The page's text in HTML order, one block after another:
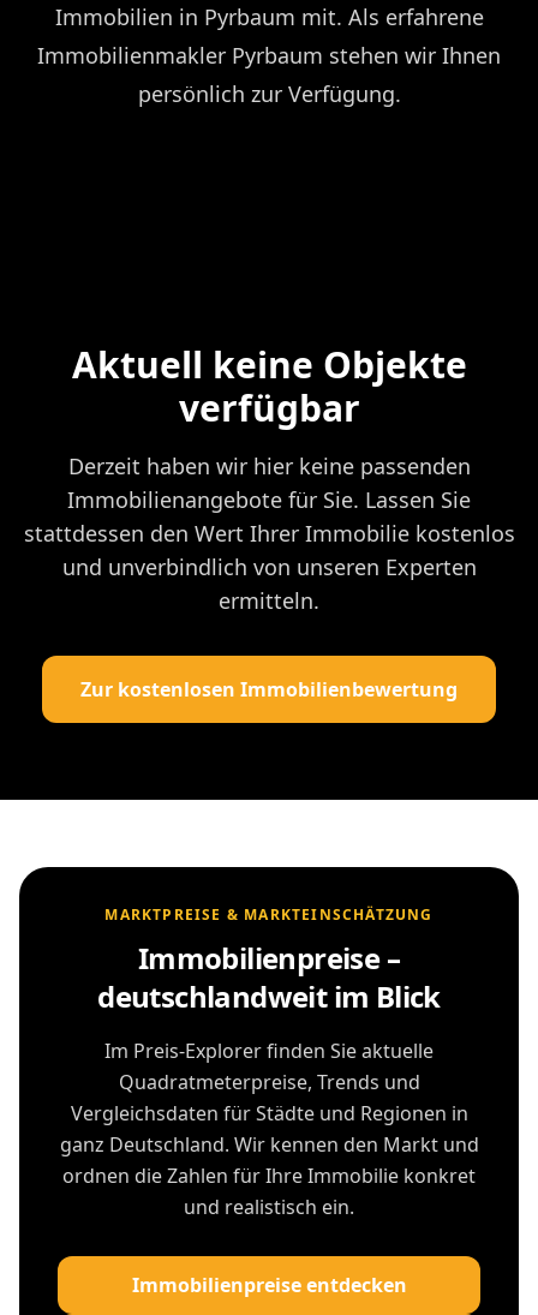
Immobilien in Pyrbaum mit. Als erfahrene
Immobilienmakler Pyrbaum stehen wir Ihnen
persönlich zur Verfügung.
Aktuell keine Objekte
verfügbar
Derzeit haben wir hier keine passenden
Immobilienangebote für Sie. Lassen Sie
stattdessen den Wert Ihrer Immobilie kostenlos
und unverbindlich von unseren Experten
ermitteln.
Zur kostenlosen Immobilienbewertung
MARKTPREISE & MARKTEINSCHÄTZUNG
Immobilienpreise –
deutschlandweit im Blick
Im Preis-Explorer finden Sie aktuelle
Quadratmeterpreise, Trends und
Vergleichsdaten für Städte und Regionen in
ganz Deutschland. Wir kennen den Markt und
ordnen die Zahlen für Ihre Immobilie konkret
und realistisch ein.
Immobilienpreise entdecken